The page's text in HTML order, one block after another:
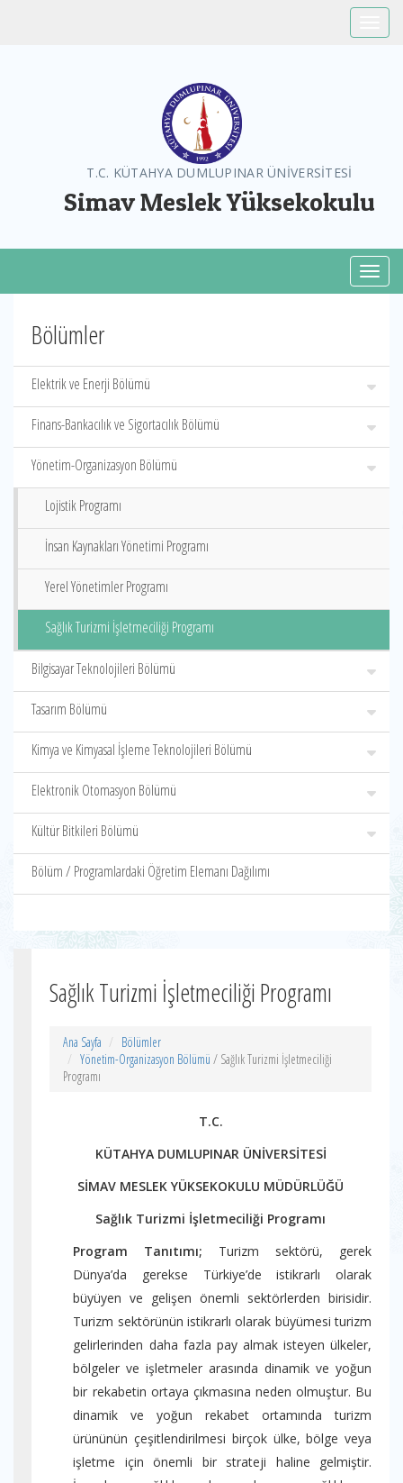
T.C. KÜTAHYA DUMLUPINAR ÜNİVERSİTESİ
Simav Meslek Yüksekokulu
Bölümler
Elektrik ve Enerji Bölümü
Finans-Bankacılık ve Sigortacılık Bölümü
Yönetim-Organizasyon Bölümü
Lojistik Programı
İnsan Kaynakları Yönetimi Programı
Yerel Yönetimler Programı
Sağlık Turizmi İşletmeciliği Programı
Bilgisayar Teknolojileri Bölümü
Tasarım Bölümü
Kimya ve Kimyasal İşleme Teknolojileri Bölümü
Elektronik Otomasyon Bölümü
Kültür Bitkileri Bölümü
Bölüm / Programlardaki Öğretim Elemanı Dağılımı
Sağlık Turizmi İşletmeciliği Programı
Ana Sayfa
Bölümler
Yönetim-Organizasyon Bölümü / Sağlık Turizmi İşletmeciliği
Programı
T.C.
KÜTAHYA DUMLUPINAR ÜNİVERSİTESİ
SİMAV MESLEK YÜKSEKOKULU MÜDÜRLÜĞÜ
Sağlık Turizmi İşletmeciliği Programı
Program Tanıtımı; Turizm sektörü, gerek
Dünya’da gerekse Türkiye’de istikrarlı olarak
büyüyen ve gelişen önemli sektörlerden birisidir.
Turizm sektörünün istikrarlı olarak büyümesi turizm
gelirlerinden daha fazla pay almak isteyen ülkeler,
bölgeler ve işletmeler arasında dinamik ve yoğun
bir rekabetin ortaya çıkmasına neden olmuştur. Bu
dinamik ve yoğun rekabet ortamında turizm
ürününün çeşitlendirilmesi birçok ülke, bölge veya
işletme için önemli bir strateji haline gelmiştir.